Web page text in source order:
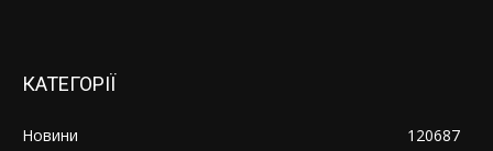
КАТЕГОРІЇ
Новини 120687